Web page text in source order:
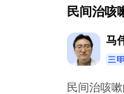
效果较好。
民间治咳
马
民间治咳